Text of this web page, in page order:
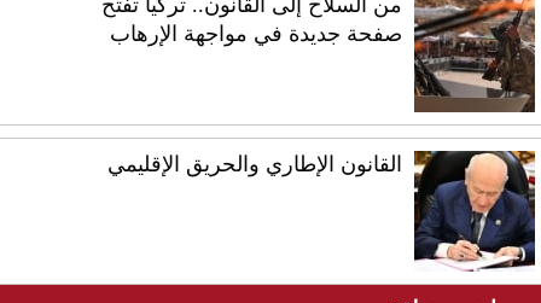
صفحة جديدة في مواجهة الإرهاب
القانون الإطاري والحريق الإقليمي